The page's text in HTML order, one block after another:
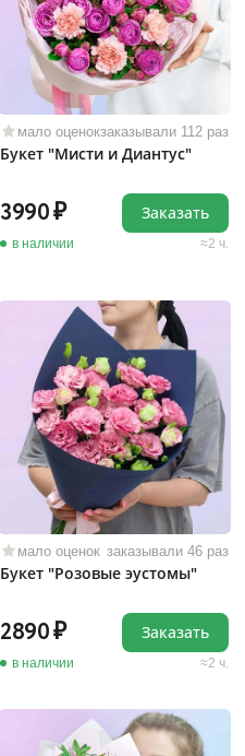
мало оценокзаказывали 112 раз
Букет "Мисти и Диантус"
3990
в наличии 2 ч.
Заказать
мало оценок заказывали 46 раз
Букет "Розовые эустомы"
2890
в наличии 2 ч.
Заказать